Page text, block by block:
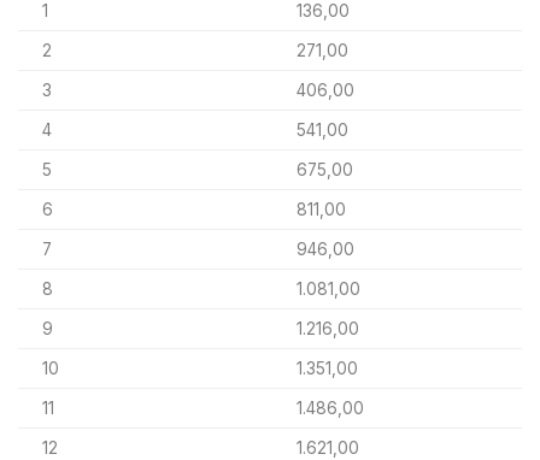
1 136,00
2 271,00
3 406,00
4 541,00
5 675,00
6 811,00
7 946,00
8 1.081,00
9 1.216,00
10 1.351,00
11 1.486,00
12 1.621,00